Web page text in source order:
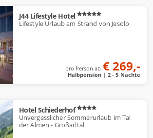
J44 Lifestyle Hotel
Lifestyle Urlaub am Strand von Jesolo
pro Person ab € 269,-
Halbpension | 2 - 5 Nächte
Hotel Schiederhof
Unvergesslicher Sommerurlaub im Tal
der Almen - Großarltal